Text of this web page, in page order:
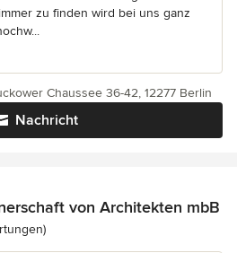
zu finden wird bei uns ganz
Nachricht
Chaussee 36-42, 12277 Berlin
von Architekten mbB
5 von 5 Sternen